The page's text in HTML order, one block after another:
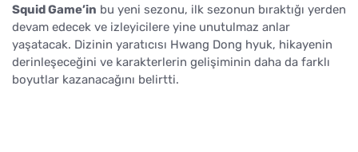
Squid Game’in bu yeni sezonu, ilk sezonun bıraktığı yerden
devam edecek ve izleyicilere yine unutulmaz anlar
yaşatacak. Dizinin yaratıcısı Hwang Dong hyuk, hikayenin
derinleşeceğini ve karakterlerin gelişiminin daha da farklı
boyutlar kazanacağını belirtti.